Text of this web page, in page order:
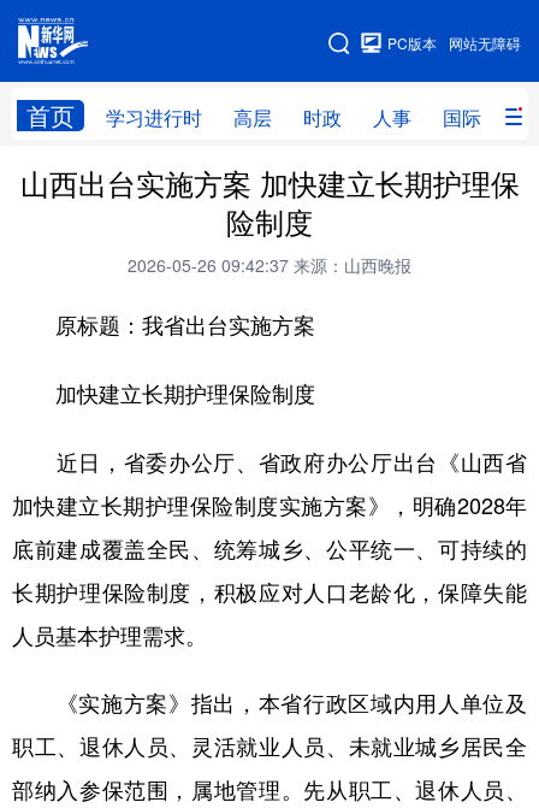
网站无障碍
PC版本
首页 学习进行时 高层 时政 人事 国际 财
网站地图
学习进行时 高层 时政 人事
全球连线
科技 科创
文化 书画
食品 人居 信息化 数字经济
学术中国 乡村振兴 银龄 溯源中国
城市 旅游
公益 一带一路 亚太网 上市公司
文化产业
山西出台实施方案 加快建立长期护理保
险制度
2026-05-26 09:42:37 来源：山西晚报
原标题：我省出台实施方案
加快建立长期护理保险制度
近日，省委办公厅、省政府办公厅出台《山西省
加快建立长期护理保险制度实施方案》，明确2028年
底前建成覆盖全民、统筹城乡、公平统一、可持续的
长期护理保险制度，积极应对人口老龄化，保障失能
人员基本护理需求。
《实施方案》指出，本省行政区域内用人单位及
职工、退休人员、灵活就业人员、未就业城乡居民全
部纳入参保范围，属地管理。先从职工、退休人员、